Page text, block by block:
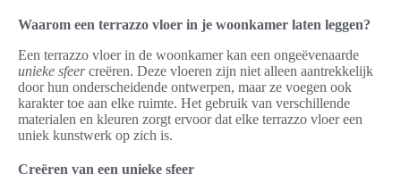
Waarom een terrazzo vloer in je woonkamer laten leggen?
Een terrazzo vloer in de woonkamer kan een ongeëvenaarde
unieke sfeercreëren. Deze vloeren zijn niet alleen aantrekkelijk
door hun onderscheidende ontwerpen, maar ze voegen ook
karakter toe aan elke ruimte. Het gebruik van verschillende
materialen en kleuren zorgt ervoor dat elke terrazzo vloer een
uniek kunstwerk op zich is.
Creëren van een unieke sfeer